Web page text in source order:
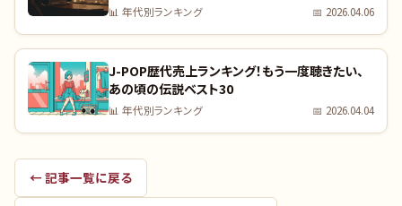
📊 年代別ランキング 📅 2026.04.06
J-POP歴代売上ランキング！もう一度聴きたい、
あの頃の伝説ベスト30
📊 年代別ランキング 📅 2026.04.04
← 記事一覧に戻る